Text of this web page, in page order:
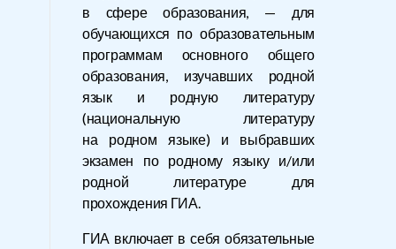
в сфере образования, — для
обучающихся по образовательным
программам основного общего
образования, изучавших родной
язык и родную литературу
(национальную литературу
на родном языке) и выбравших
экзамен по родному языку и/или
родной литературе для
прохождения ГИА.
ГИА включает в себя обязательные